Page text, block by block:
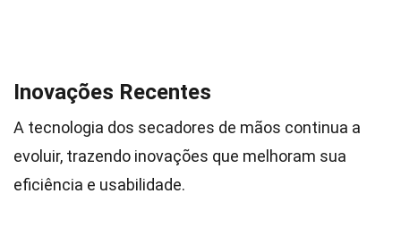
Inovações Recentes
A tecnologia dos secadores de mãos continua a
evoluir, trazendo inovações que melhoram sua
eficiência e usabilidade.